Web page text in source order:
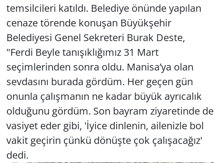
temsilcileri katıldı. Belediye önünde yapılan
cenaze törende konuşan Büyükşehir
Belediyesi Genel Sekreteri Burak Deste,
"Ferdi Beyle tanışıklığımız 31 Mart
seçimlerinden sonra oldu. Manisa’ya olan
sevdasını burada gördüm. Her geçen gün
onunla çalışmanın ne kadar büyük ayrıcalık
olduğunu gördüm. Son bayram ziyaretinde de
vasiyet eder gibi, 'İyice dinlenin, ailenizle bol
vakit geçirin çünkü dönüşte çok çalışacağız'
dedi.